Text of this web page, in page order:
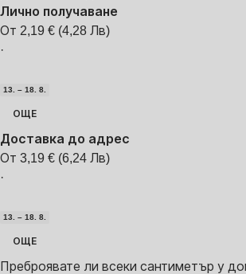
Лично получаване
От 2,19 € (4,28 Лв)
·
13. – 18. 8.
ОЩЕ
Доставка до адрес
От 3,19 € (6,24 Лв)
·
13. – 18. 8.
ОЩЕ
Преброявате ли всеки сантиметър у